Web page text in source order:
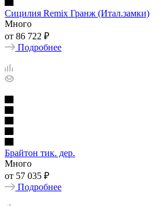
Сицилия Remix Гранж (Итал.замки)
Много
от 86 722 ₽
Подробнее
Брайтон тик. дер.
Много
от 57 035 ₽
Подробнее